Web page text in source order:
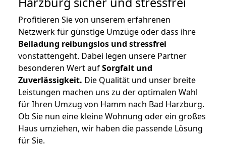
Profitieren Sie von unserem erfahrenen
Netzwerk für günstige Umzüge oder dass ihre
Beiladung reibungslos und stressfrei
vonstattengeht. Dabei legen unsere Partner
besonderen Wert aufSorgfalt und
Zuverlässigkeit. Die Qualität und unser breite
Leistungen machen uns zu der optimalen Wahl
für Ihren Umzug von Hamm nach Bad Harzburg.
Ob Sie nun eine kleine Wohnung oder ein großes
Haus umziehen, wir haben die passende Lösung
für Sie.